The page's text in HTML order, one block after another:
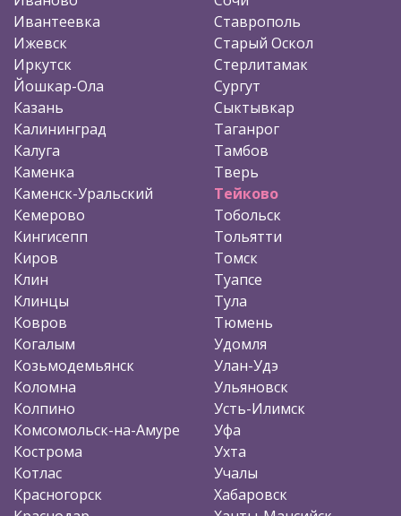
Ивантеевка
Ижевск
Иркутск
Йошкар-Ола
Казань
Калининград
Калуга
Каменка
Каменск-Уральский
Кемерово
Кингисепп
Киров
Клин
Клинцы
Ковров
Когалым
Козьмодемьянск
Коломна
Колпино
Комсомольск-на-Амуре
Кострома
Котлас
Красногорск
Ставрополь
Старый Оскол
Стерлитамак
Сургут
Сыктывкар
Таганрог
Тамбов
Тверь
Тейково
Тобольск
Тольятти
Томск
Туапсе
Тула
Тюмень
Удомля
Улан-Удэ
Ульяновск
Усть-Илимск
Уфа
Ухта
Учалы
Хабаровск